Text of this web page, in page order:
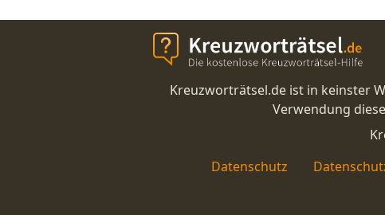
Kreuzworträtsel.de ist in keinster
Verwendung
Datenschutz